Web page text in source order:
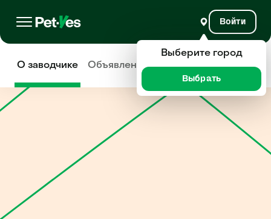
Войти
О заводчике Объявления Отзывы
Выберите город
Выбрать